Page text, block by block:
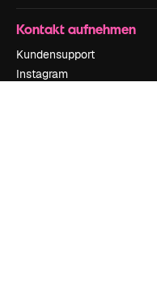
Kontakt aufnehmen
Kundensupport
Instagram